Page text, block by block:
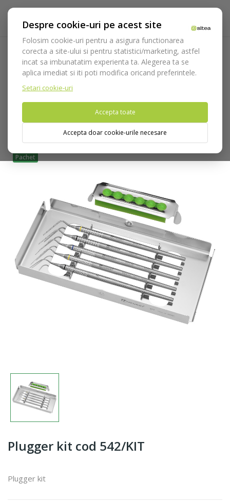
Despre cookie-uri pe acest site
Folosim cookie-uri pentru a asigura functionarea
corecta a site-ului si pentru statistici/marketing, astfel
incat sa imbunatatim experienta ta. Alegerea ta se
aplica imediat si iti poti modifica oricand preferintele.
Setari cookie-uri
Accepta toate
Accepta doar cookie-urile necesare
Acasa Instrumentar
Diagnostic, parodontologie si
restaurare
Restaurare Endodontie
Pluggers/Spreaders
Plugger kit cod 542/KIT
Nu puteti plasa comenzi din tara din care accesati website-ul
(United States).
Pachet
Plugger kit cod 542/KIT
Plugger kit